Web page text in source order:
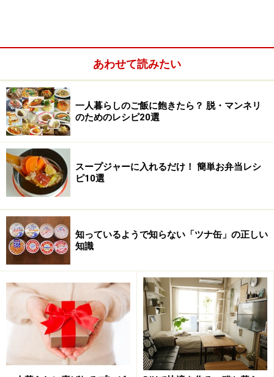
目には見えなくても、便器周辺や床には尿が飛び散って
います。放っておくと、汚れが目立つようになるだけで
なく、嫌な臭いにつながることも。
■手洗い場
トイレの手洗い場は掃除を忘れがちな箇所ですが、ホコ
リや水垢による黒ずみやくすみが生じやすいです。
あわせて読みたい
一人暮らしのご飯に飽きたら？ 脱・マンネリ
のためのレシピ20選
スープジャーに入れるだけ！ 簡単お弁当レシ
ピ10選
知っているようで知らない「ツナ缶」の正しい
知識